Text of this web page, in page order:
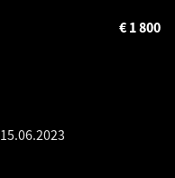
1 800
€
15.06.2023